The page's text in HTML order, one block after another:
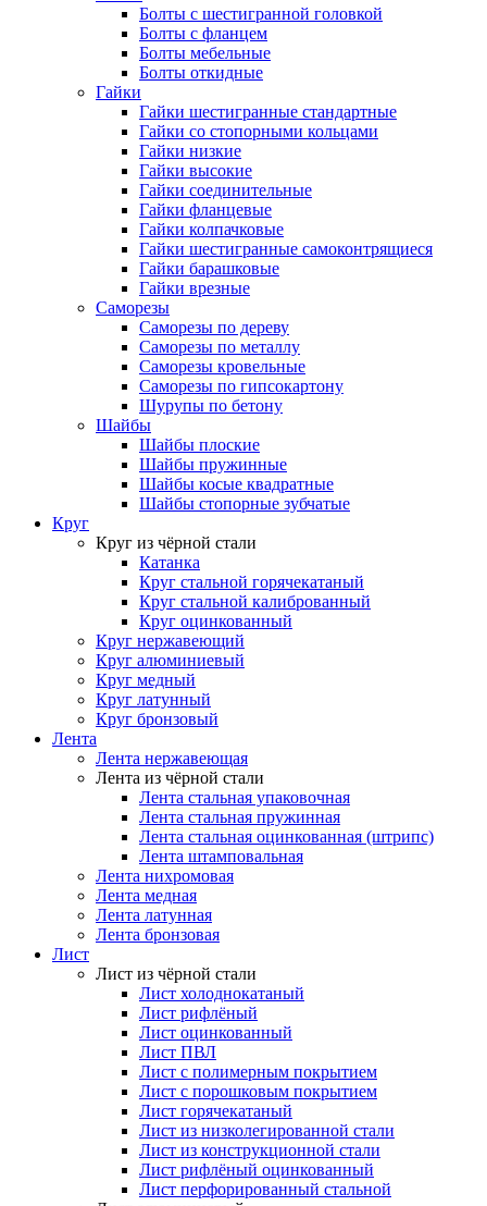
Болты с шестигранной головкой
Болты с фланцем
Болты мебельные
Болты откидные
Гайки
Гайки шестигранные стандартные
Гайки со стопорными кольцами
Гайки низкие
Гайки высокие
Гайки соединительные
Гайки фланцевые
Гайки колпачковые
Гайки шестигранные самоконтрящиеся
Гайки барашковые
Гайки врезные
Саморезы
Саморезы по дереву
Саморезы по металлу
Саморезы кровельные
Саморезы по гипсокартону
Шурупы по бетону
Шайбы
Шайбы плоские
Шайбы пружинные
Шайбы косые квадратные
Шайбы стопорные зубчатые
Круг
Круг из чёрной стали
Катанка
Круг стальной горячекатаный
Круг стальной калиброванный
Круг оцинкованный
Круг нержавеющий
Круг алюминиевый
Круг медный
Круг латунный
Круг бронзовый
Лента
Лента нержавеющая
Лента из чёрной стали
Лента стальная упаковочная
Лента стальная пружинная
Лента стальная оцинкованная (штрипс)
Лента штамповальная
Лента нихромовая
Лента медная
Лента латунная
Лента бронзовая
Лист
Лист из чёрной стали
Лист холоднокатаный
Лист рифлёный
Лист оцинкованный
Лист ПВЛ
Лист с полимерным покрытием
Лист с порошковым покрытием
Лист горячекатаный
Лист из низколегированной стали
Лист из конструкционной стали
Лист рифлёный оцинкованный
Лист перфорированный стальной